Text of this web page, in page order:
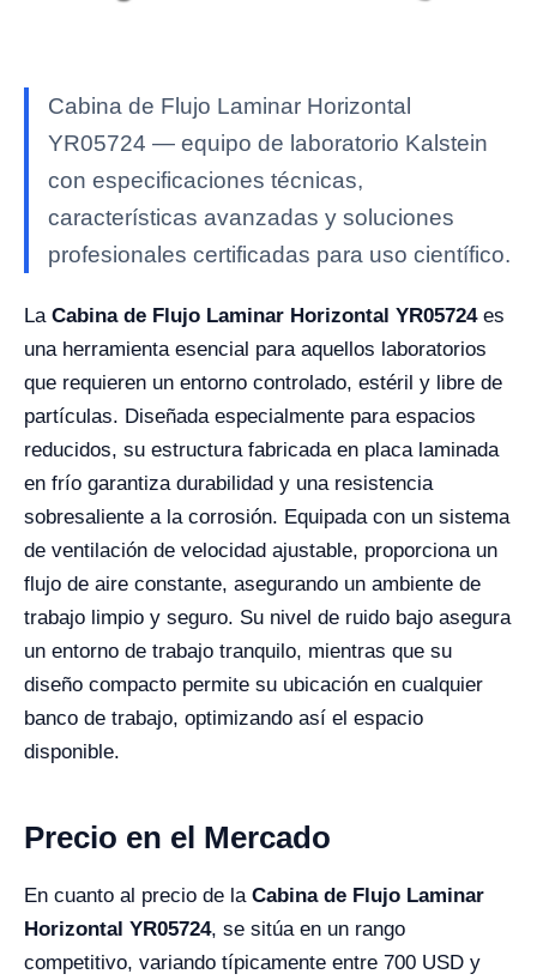
Cabina de Flujo Laminar Horizontal
YR05724 — equipo de laboratorio Kalstein
con especificaciones técnicas,
características avanzadas y soluciones
profesionales certificadas para uso científico.
La Cabina de Flujo Laminar Horizontal YR05724es
una herramienta esencial para aquellos laboratorios
que requieren un entorno controlado, estéril y libre de
partículas. Diseñada especialmente para espacios
reducidos, su estructura fabricada en placa laminada
en frío garantiza durabilidad y una resistencia
sobresaliente a la corrosión. Equipada con un sistema
de ventilación de velocidad ajustable, proporciona un
flujo de aire constante, asegurando un ambiente de
trabajo limpio y seguro. Su nivel de ruido bajo asegura
un entorno de trabajo tranquilo, mientras que su
diseño compacto permite su ubicación en cualquier
banco de trabajo, optimizando así el espacio
disponible.
Precio en el Mercado
En cuanto al precio de la Cabina de Flujo Laminar
Horizontal YR05724, se sitúa en un rango
competitivo, variando típicamente entre 700 USD y